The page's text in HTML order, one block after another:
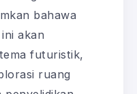
bahawa
akan
futuristik,
ruang